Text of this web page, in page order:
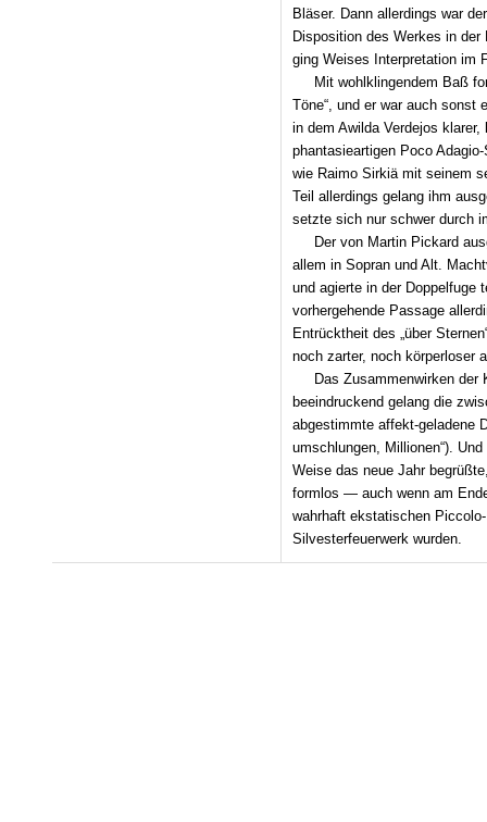
Bläser. Dann allerdings war
Disposition des Werkes in der
ging Weises Interpretation im
Mit wohlklingendem Baß
Töne“, und er war auch sonst
in dem Awilda Verdejos
phantasieartigen Poco
wie Raimo Sirkiä mit seinem
Teil allerdings gelang ihm
setzte sich nur schwer durch
Der von Martin Pickard
allem in Sopran und Alt.
und agierte in der Doppelfuge
vorhergehende Passage
Entrücktheit des „über
noch zarter, noch körperloser
Das Zusammenwirken der
beeindruckend gelang die
abgestimmte affekt-geladene
umschlungen, Millionen“).
Weise das neue Jahr
formlos — auch wenn am
wahrhaft ekstatischen
Silvesterfeuerwerk wurden.